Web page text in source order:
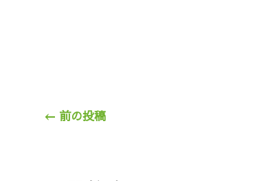
← 前の投稿